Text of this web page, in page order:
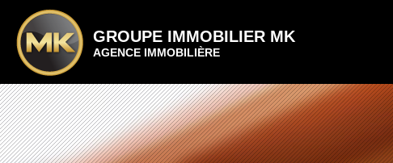
GROUPE IMMOBILIER MK
AGENCE IMMOBILIÈRE